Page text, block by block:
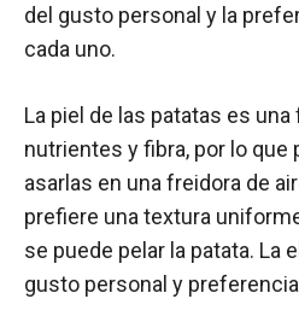
del gusto personal y la
cada uno.
La piel de las patatas es
nutrientes y fibra, por lo que
asarlas en una freidora de
prefiere una textura
se puede pelar la patata. La
gusto personal y